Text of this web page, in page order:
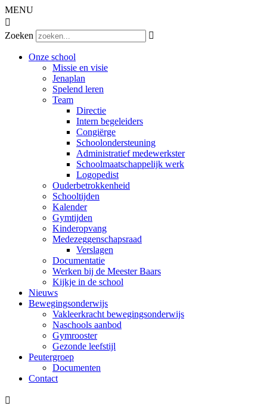
MENU

Zoeken

Onze school
Missie en visie
Jenaplan
Spelend leren
Team
Directie
Intern begeleiders
Congiërge
Schoolondersteuning
Administratief medewerkster
Schoolmaatschappelijk werk
Logopedist
Ouderbetrokkenheid
Schooltijden
Kalender
Gymtijden
Kinderopvang
Medezeggenschapsraad
Verslagen
Documentatie
Werken bij de Meester Baars
Kijkje in de school
Nieuws
Bewegingsonderwijs
Vakleerkracht bewegingsonderwijs
Naschools aanbod
Gymrooster
Gezonde leefstijl
Peutergroep
Documenten
Contact
